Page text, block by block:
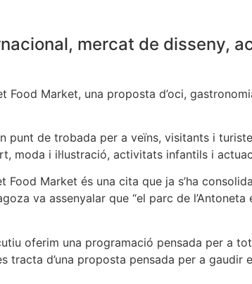
mercat de disseny,
Market, una proposta d’oci,
de trobada per a veïns, visitants i
moda i il·lustració, activitats infantils i
Food Market és una cita que ja s’ha
va assenyalar que “el parc de
oferim una programació pensada per a
d’una proposta pensada per a